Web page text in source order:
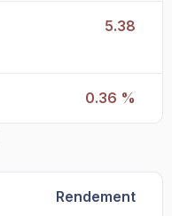
5.38
0.36 %
Rendement